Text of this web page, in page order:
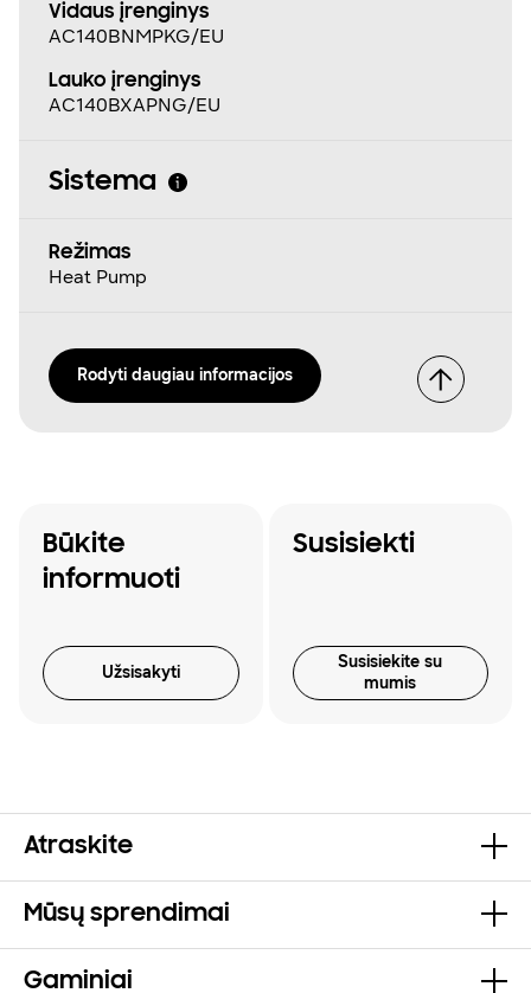
Vidaus įrenginys
AC140BNMPKG/EU
Lauko įrenginys
AC140BXAPNG/EU
Sistema
Režimas
Heat Pump
Rodyti daugiau informacijos
Būkite
informuoti
Užsisakyti
Susisiekti
Susisiekite su
mumis
Atraskite
Mūsų sprendimai
Gaminiai